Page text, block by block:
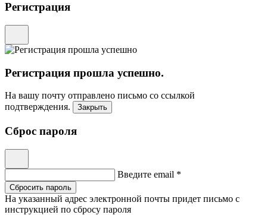
Регистрация
Регистрация прошла успешно.
На вашу почту отправлено письмо со ссылкой
подтверждения.
Закрыть
Сброс пароля
Введите email *
Сбросить пароль
На указанный адрес электронной почты придет письмо с
инструкцией по сбросу пароля